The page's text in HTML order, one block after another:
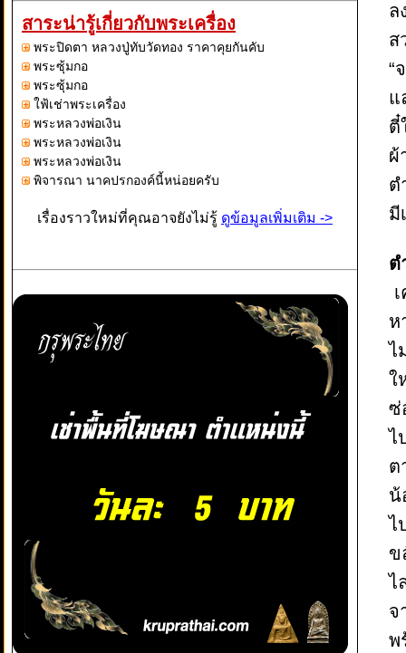
ด้วยตัวเอง
เป็นการจารที
ละตัวและท่อง
คาถากำกับ
แล้วปรุกเสก
สาระน่ารู้เกี่ยวกับพระเครื่อง
พระปิดตา หลวงปู่ทับวัดทอง ราคาคุยกันคับ
พระซุ้มกอ
พระซุ้มกอ
ใฟ้เช่าพระเครื่อง
พระหลวงพ่อเงิน
พระหลวงพ่อเงิน
พระหลวงพ่อเงิน
พิจารณา นาคปรกองค์นี้หน่อยครับ
เรื่องราวใหม่ที่คุณอาจยังไม่รู้ ดูข้อมูลเพิ่มเติม ->
ล
ส
“
แ
ตี๋
ผ้
ต
มี
ต
ห
ไ
ใ
ซ่
ไ
ต
น้
ไ
ข
ไ
จ
พ